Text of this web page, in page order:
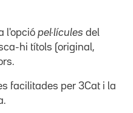
l'opció pel·lícules del
hi títols (original,
facilitades per 3Cat i la